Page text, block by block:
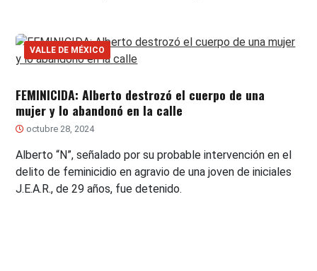
VALLE DE MÉXICO
FEMINICIDA: Alberto destrozó el cuerpo de una
mujer y lo abandonó en la calle
octubre 28, 2024
Alberto “N”, señalado por su probable intervención en el
delito de feminicidio en agravio de una joven de iniciales
J.E.A.R., de 29 años, fue detenido.